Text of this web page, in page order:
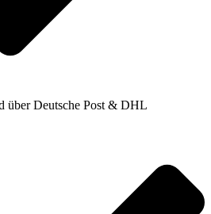
über Deutsche Post & DHL